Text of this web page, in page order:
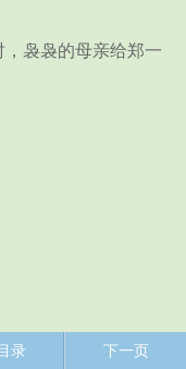
袅袅的母亲给郑一
录 下一页